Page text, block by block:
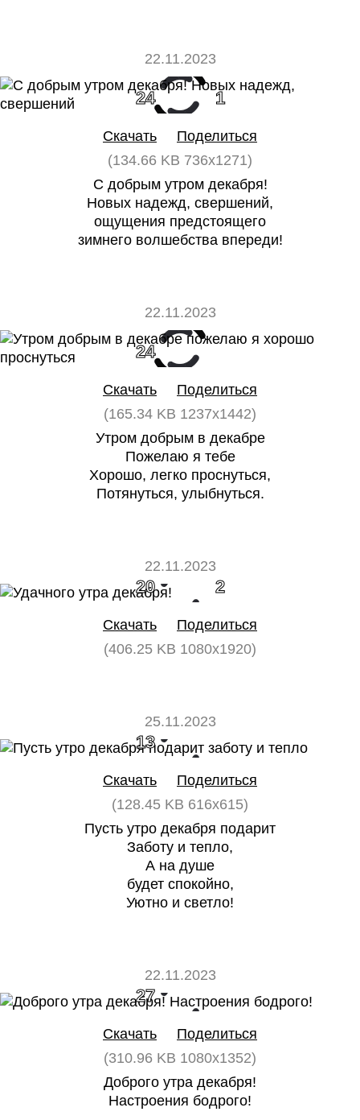
22.11.2023
24 1
Скачать
Поделиться
(134.66 KB 736x1271)
С добрым утром декабря!
Новых надежд, свершений,
ощущения предстоящего
зимнего волшебства впереди!
22.11.2023
24
Скачать
Поделиться
(165.34 KB 1237x1442)
Утром добрым в декабре
Пожелаю я тебе
Хорошо, легко проснуться,
Потянуться, улыбнуться.
22.11.2023
20 2
Скачать
Поделиться
(406.25 KB 1080x1920)
25.11.2023
13 0
Скачать
Поделиться
(128.45 KB 616x615)
Пусть утро декабря подарит
Заботу и тепло,
А на душе
будет спокойно,
Уютно и светло!
22.11.2023
27 0
Скачать
Поделиться
(310.96 KB 1080x1352)
Доброго утра декабря!
Настроения бодрого!